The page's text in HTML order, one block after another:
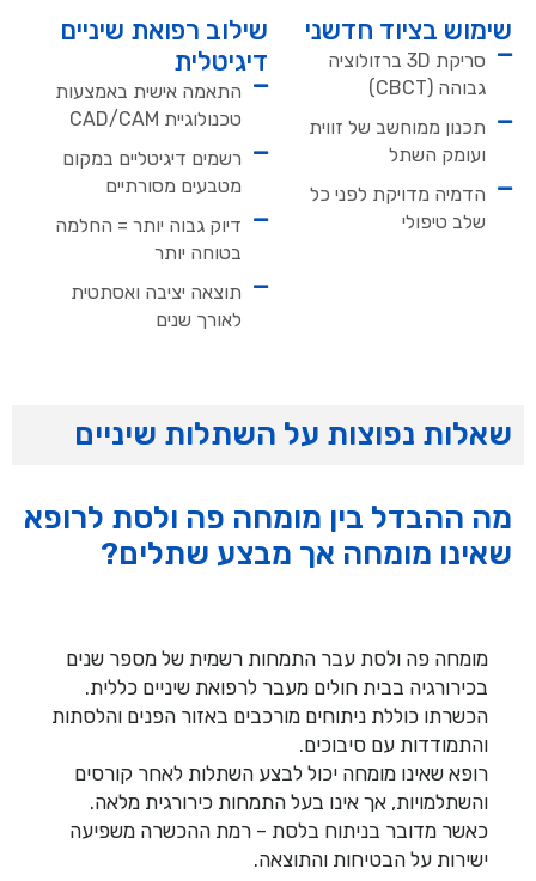
שימוש בציוד חדשני
סריקת 3D ברזולוציה
גבוהה (CBCT)
תכנון ממוחשב של זווית
ועומק השתל
הדמיה מדויקת לפני כל
שלב טיפולי
שילוב רפואת שיניים
דיגיטלית
התאמה אישית באמצעות
טכנולוגיית CAD/CAM
רשמים דיגיטליים במקום
מטבעים מסורתיים
דיוק גבוה יותר = החלמה
בטוחה יותר
תוצאה יציבה ואסתטית
לאורך שנים
שאלות נפוצות על השתלות שיניים
מה ההבדל בין מומחה פה ולסת לרופא
שאינו מומחה אך מבצע שתלים?
מומחה פה ולסת עבר התמחות רשמית של מספר שנים
בכירורגיה בבית חולים מעבר לרפואת שיניים כללית.
הכשרתו כוללת ניתוחים מורכבים באזור הפנים והלסתות
והתמודדות עם סיבוכים.
רופא שאינו מומחה יכול לבצע השתלות לאחר קורסים
והשתלמויות, אך אינו בעל התמחות כירורגית מלאה.
כאשר מדובר בניתוח בלסת – רמת ההכשרה משפיעה
ישירות על הבטיחות והתוצאה.